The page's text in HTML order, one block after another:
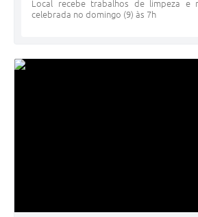
Local recebe trabalhos de limpeza e
celebrada no domingo (9) às 7h